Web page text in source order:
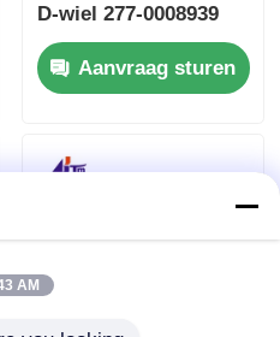
D-wiel 277-0008939
445-0737509 445-
0592170Aanvraag sturen
AM